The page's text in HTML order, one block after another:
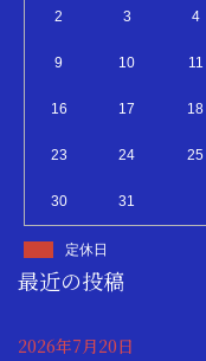
2 3 4
9 10 11
16 17 18
23 24 25
30 31
定休日
最近の投稿
2026年7月20日